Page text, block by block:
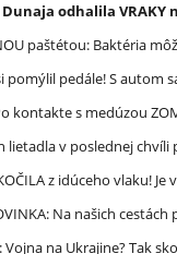
odhalila VRAKY
paštétou: Baktéria
pedále! S autom
kontakte s medúzou
lietadla v poslednej
z idúceho vlaku! Je
Na našich
na Ukrajine? Tak